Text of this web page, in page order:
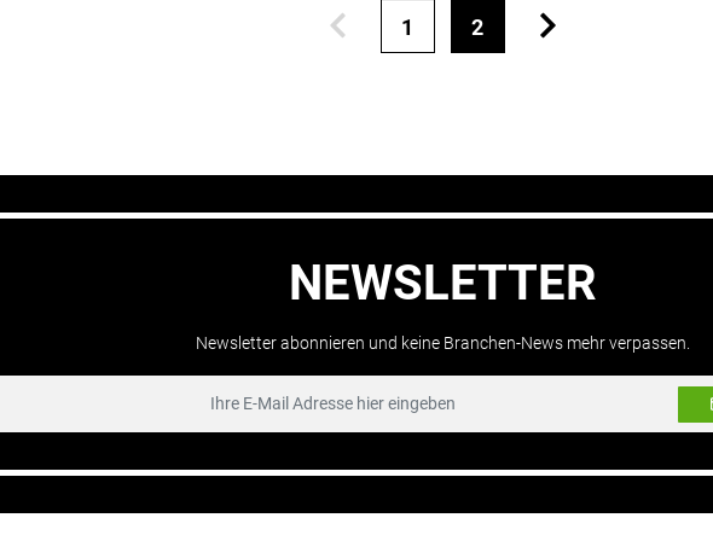
1 2
NEWSLETTER
Newsletter abonnieren und keine Branchen-News mehr verpassen.